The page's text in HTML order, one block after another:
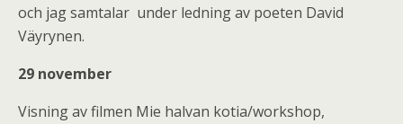
och jag samtalar under ledning av poeten David
Väyrynen.
29 november
Visning av filmen Mie halvan kotia/workshop,